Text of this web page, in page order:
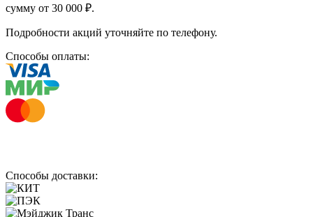
сумму от 30 000 ₽.
Подробности акций уточняйте по телефону.
Способы оплаты:
Способы доставки: